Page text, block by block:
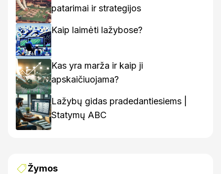
patarimai ir strategijos
Kaip laimėti lažybose?
Kas yra marža ir kaip ji
apskaičiuojama?
Lažybų gidas pradedantiesiems |
Statymų ABC
Žymos